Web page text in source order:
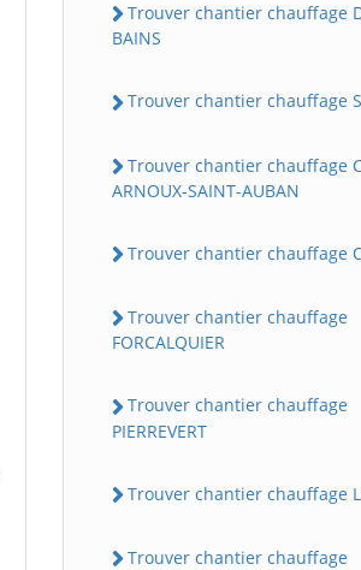
Trouver chantier chauffage
BAINS
Trouver chantier chauffage
Trouver chantier chauffage
ARNOUX-SAINT-AUBAN
Trouver chantier chauffage
Trouver chantier chauffage
FORCALQUIER
Trouver chantier chauffage
PIERREVERT
Trouver chantier chauffage
Trouver chantier chauffage